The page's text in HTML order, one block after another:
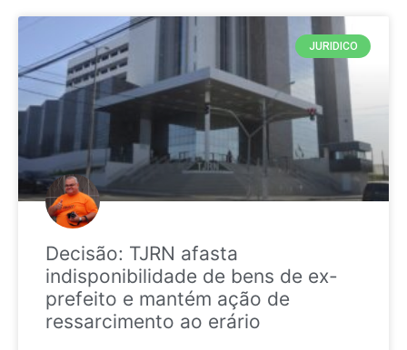
JURIDICO
Decisão: TJRN afasta
indisponibilidade de bens de ex-
prefeito e mantém ação de
ressarcimento ao erário